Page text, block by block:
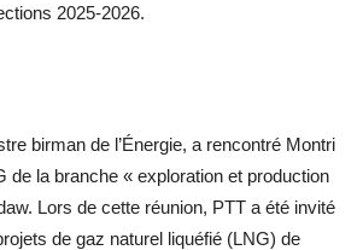
2025-2026.
birman de l’Énergie, a rencontré Montri
de la branche « exploration et production
Lors de cette réunion, PTT a été invité
de gaz naturel liquéfié (LNG) de